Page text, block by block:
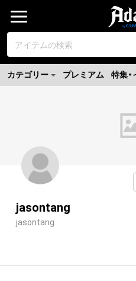
カテゴリー プレミアム 特集・
jasontang
jasontang